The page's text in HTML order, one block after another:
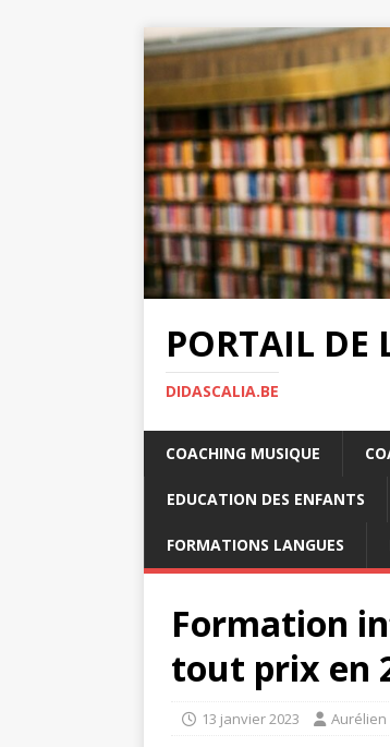
PORTAIL DE
DIDASCALIA.BE
COACHING MUSIQUE
EDUCATION DES ENFANTS
FORMATIONS LANGUES
Formation
tout prix en
13 janvier 2023 Aurélien